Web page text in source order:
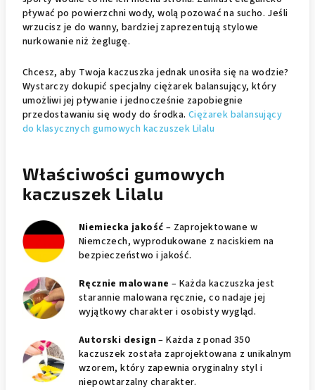
pływać po powierzchni wody, wolą pozować na sucho. Jeśli
wrzucisz je do wanny, bardziej zaprezentują stylowe
nurkowanie niż żeglugę.
Chcesz, aby Twoja kaczuszka jednak unosiła się na wodzie?
Wystarczy dokupić specjalny ciężarek balansujący, który
umożliwi jej pływanie i jednocześnie zapobiegnie
przedostawaniu się wody do środka. Ciężarek balansujący
do klasycznych gumowych kaczuszek Lilalu
Właściwości gumowych
kaczuszek Lilalu
Niemiecka jakość – Zaprojektowane w
Niemczech, wyprodukowane z naciskiem na
bezpieczeństwo i jakość.
Ręcznie malowane – Każda kaczuszka jest
starannie malowana ręcznie, co nadaje jej
wyjątkowy charakter i osobisty wygląd.
Autorski design – Każda z ponad 350
kaczuszek została zaprojektowana z unikalnym
wzorem, który zapewnia oryginalny styl i
niepowtarzalny charakter.